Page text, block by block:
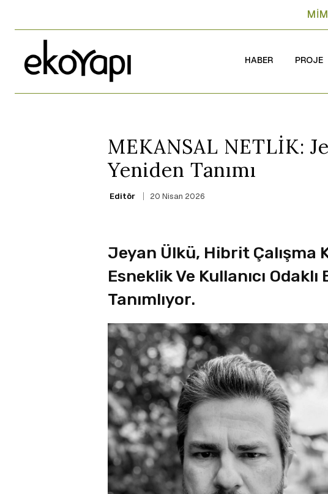
HABER PROJE
MEKANSAL NETLİK:
Yeniden Tanımı
Editör 20 Nisan 2026
Jeyan Ülkü, Hibrit Çalışma
Esneklik Ve Kullanıcı
Tanımlıyor.